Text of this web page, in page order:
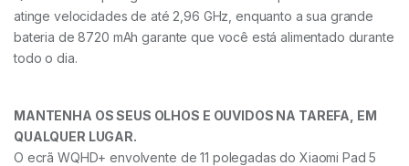
atinge velocidades de até 2,96 GHz, enquanto a sua grande
bateria de 8720 mAh garante que você está alimentado durante
todo o dia.
MANTENHA OS SEUS OLHOS E OUVIDOS NA TAREFA, EM
QUALQUER LUGAR.
O ecrã WQHD+ envolvente de 11 polegadas do Xiaomi Pad 5